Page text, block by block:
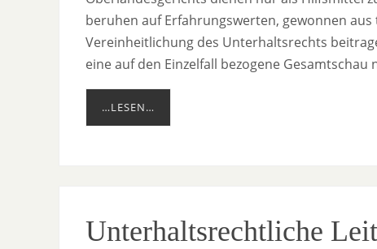
beruhen auf Erfahrungswerten, gewonnen
Vereinheitlichung des Unterhaltsrechts
eine auf den Einzelfall bezogene Gesamtschau
…LESEN…
Unterhaltsrechtliche